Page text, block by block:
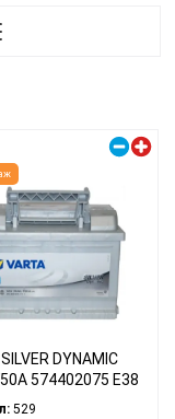
DYNAMIC
574402075 E38
529